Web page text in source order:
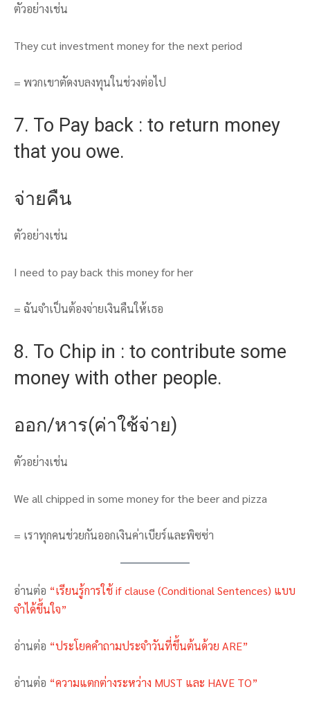
ตัวอย่างเช่น
They cut investment money for the next period
= พวกเขาตัดงบลงทุนในช่วงต่อไป
7. To Pay back : to return money
that you owe.
จ่ายคืน
ตัวอย่างเช่น
I need to pay back this money for her
= ฉันจำเป็นต้องจ่ายเงินคืนให้เธอ
8. To Chip in : to contribute some
money with other people.
ออก/หาร(ค่าใช้จ่าย)
ตัวอย่างเช่น
We all chipped in some money for the beer and pizza
= เราทุกคนช่วยกันออกเงินค่าเบียร์และพิซซ่า
อ่านต่อ “เรียนรู้การใช้ if clause (Conditional Sentences) แบบ
จำได้ขึ้นใจ”
อ่านต่อ “ประโยคคำถามประจำวันที่ขึ้นต้นด้วย ARE”
อ่านต่อ “ความแตกต่างระหว่าง MUST และ HAVE TO”